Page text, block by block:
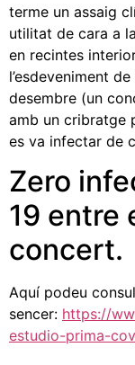
terme un assaig
utilitat de cara a
en recintes
l’esdeveniment
desembre (un
amb un cribratge
es va infectar de
Zero
19 entre
concert.
Aquí podeu
sencer: https://
estudio-prima-cov